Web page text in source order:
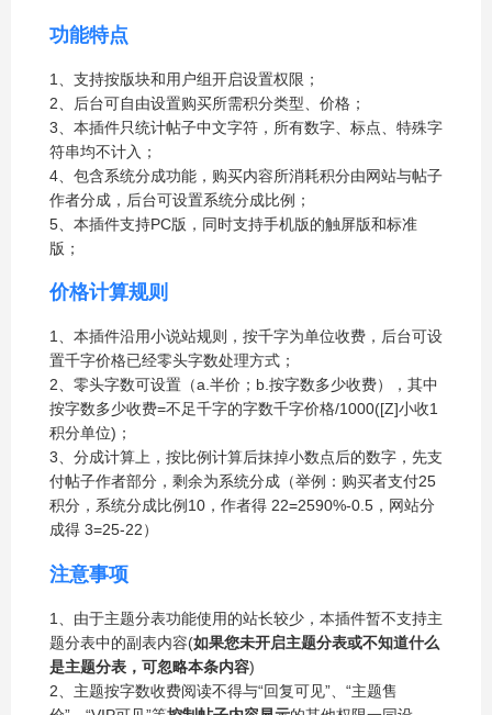
功能特点
1、支持按版块和用户组开启设置权限；
2、后台可自由设置购买所需积分类型、价格；
3、本插件只统计帖子中文字符，所有数字、标点、特殊字
符串均不计入；
4、包含系统分成功能，购买内容所消耗积分由网站与帖子
作者分成，后台可设置系统分成比例；
5、本插件支持PC版，同时支持手机版的触屏版和标准
版；
价格计算规则
1、本插件沿用小说站规则，按千字为单位收费，后台可设
置千字价格已经零头字数处理方式；
2、零头字数可设置（a.半价；b.按字数多少收费），其中
按字数多少收费=不足千字的字数千字价格/1000([Z]小收1
积分单位)；
3、分成计算上，按比例计算后抹掉小数点后的数字，先支
付帖子作者部分，剩余为系统分成（举例：购买者支付25
积分，系统分成比例10，作者得 22=2590%-0.5，网站分
成得 3=25-22）
注意事项
1、由于主题分表功能使用的站长较少，本插件暂不支持主
题分表中的副表内容(如果您未开启主题分表或不知道什么
是主题分表，可忽略本条内容)
2、主题按字数收费阅读不得与“回复可见”、“主题售